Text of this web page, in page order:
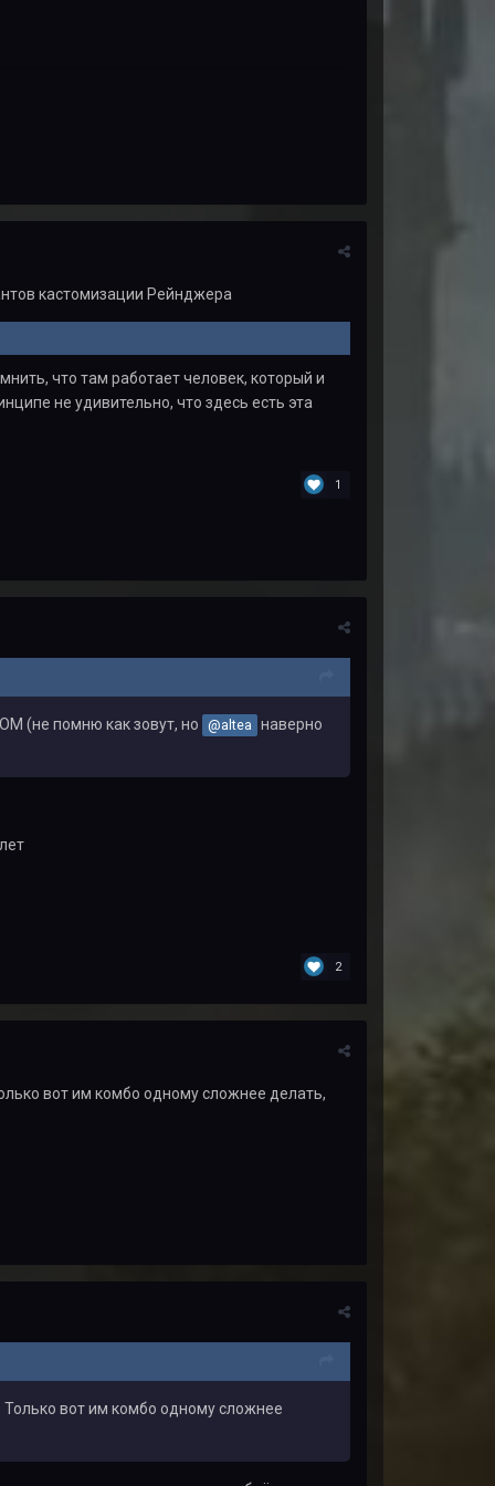
кастомизации Рейнджера
что там работает человек, который и
не удивительно, что здесь есть эта
1
(не помню как зовут, но @altea наверно
2
вот им комбо одному сложнее делать,
вот им комбо одному сложнее